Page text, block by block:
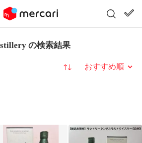
の検索結果
並び替え